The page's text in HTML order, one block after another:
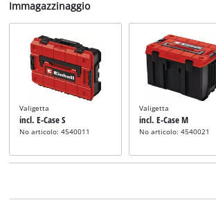
Immagazzinaggio
Valigetta
incl. E-Case S
No articolo: 4540011
Valigetta
incl. E-Case M
No articolo: 4540021